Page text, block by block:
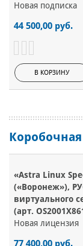
Новая подписка
44 500,00 руб.
В КОРЗИНУ
«Astra Linux
(«Воронеж»),
виртуального
(арт.
Новая лицензия